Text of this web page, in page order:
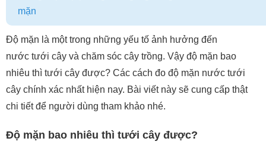
mặn
Độ mặn là một trong những yếu tố ảnh hưởng đến
nước tưới cây và chăm sóc cây trồng. Vậy độ mặn bao
nhiêu thì tưới cây được? Các cách đo độ mặn nước tưới
cây chính xác nhất hiện nay. Bài viết này sẽ cung cấp thật
chi tiết để người dùng tham khảo nhé.
Độ mặn bao nhiêu thì tưới cây được?